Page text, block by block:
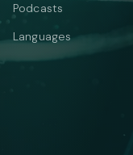
Podcasts
Languages